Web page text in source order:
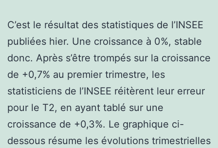
C’est le résultat des statistiques de l’INSEE
publiées hier. Une croissance à 0%, stable
donc. Après s’être trompés sur la croissance
de +0,7% au premier trimestre, les
statisticiens de l’INSEE réitèrent leur erreur
pour le T2, en ayant tablé sur une
croissance de +0,3%. Le graphique ci-
dessous résume les évolutions trimestrielles